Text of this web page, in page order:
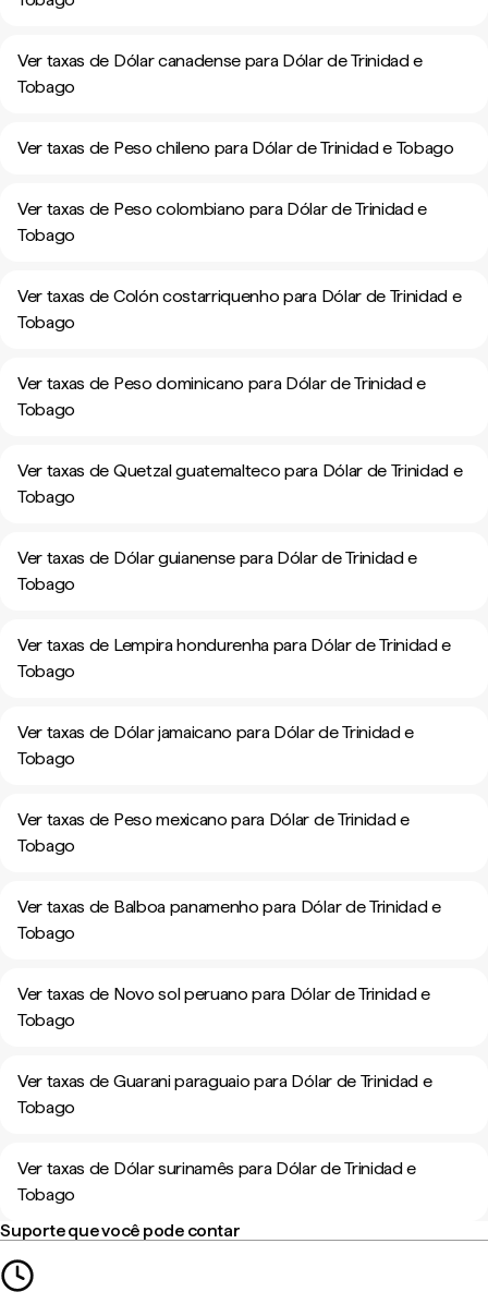
Ver taxas de Dólar canadense para Dólar de Trinidad e
Tobago
Ver taxas de Peso chileno para Dólar de Trinidad e Tobago
Ver taxas de Peso colombiano para Dólar de Trinidad e
Tobago
Ver taxas de Colón costarriquenho para Dólar de Trinidad e
Tobago
Ver taxas de Peso dominicano para Dólar de Trinidad e
Tobago
Ver taxas de Quetzal guatemalteco para Dólar de Trinidad e
Tobago
Ver taxas de Dólar guianense para Dólar de Trinidad e
Tobago
Ver taxas de Lempira hondurenha para Dólar de Trinidad e
Tobago
Ver taxas de Dólar jamaicano para Dólar de Trinidad e
Tobago
Ver taxas de Peso mexicano para Dólar de Trinidad e
Tobago
Ver taxas de Balboa panamenho para Dólar de Trinidad e
Tobago
Ver taxas de Novo sol peruano para Dólar de Trinidad e
Tobago
Ver taxas de Guarani paraguaio para Dólar de Trinidad e
Tobago
Ver taxas de Dólar surinamês para Dólar de Trinidad e
Tobago
Suporte que você pode contar